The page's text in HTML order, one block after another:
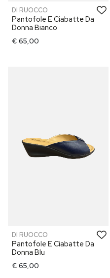
DI RUOCCO
Pantofole E Ciabatte Da
Donna Bianco
€ 65,00
DI RUOCCO
Pantofole E Ciabatte Da
Donna Blu
€ 65,00